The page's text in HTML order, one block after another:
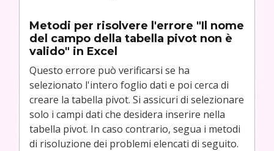
Metodi per risolvere l'errore "Il nome
del campo della tabella pivot non è
valido" in Excel
Questo errore può verificarsi se ha
selezionato l'intero foglio dati e poi cerca di
creare la tabella pivot. Si assicuri di selezionare
solo i campi dati che desidera inserire nella
tabella pivot. In caso contrario, segua i metodi
di risoluzione dei problemi elencati di seguito.